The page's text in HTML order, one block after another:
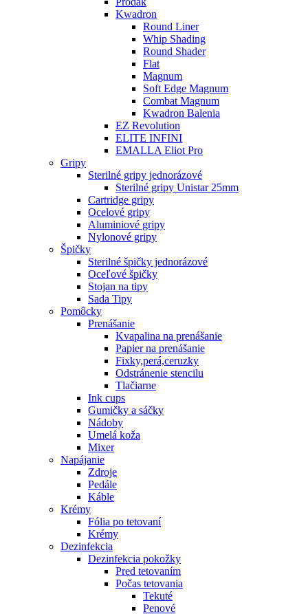
Kwadron
Round Liner
Whip Shading
Round Shader
Flat
Magnum
Soft Edge Magnum
Combat Magnum
Kwadron Balenia
EZ Revolution
ELITE INFINI
EMALLA Eliot Pro
Gripy
Sterilné gripy jednorázové
Sterilné gripy Unistar 25mm
Cartridge gripy
Ocelové gripy
Aluminiové gripy
Nylonové gripy
Špičky
Sterilné špičky jednorázové
Oceľové špičky
Stojan na tipy
Sada Tipy
Pomôcky
Prenášanie
Kvapalina na prenášanie
Papier na prenášanie
Fixky,perá,ceruzky
Odstránenie stencilu
Tlačiarne
Ink cups
Gumičky a sáčky
Nádoby
Umelá koža
Mixer
Napájanie
Zdroje
Pedále
Káble
Krémy
Fólia po tetovaní
Krémy
Dezinfekcia
Dezinfekcia pokožky
Pred tetovaním
Počas tetovania
Tekuté
Penové